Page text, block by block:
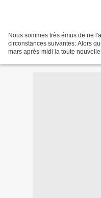
Nous sommes très émus de ne
circonstances suivantes: Alors
mars après-midi la toute